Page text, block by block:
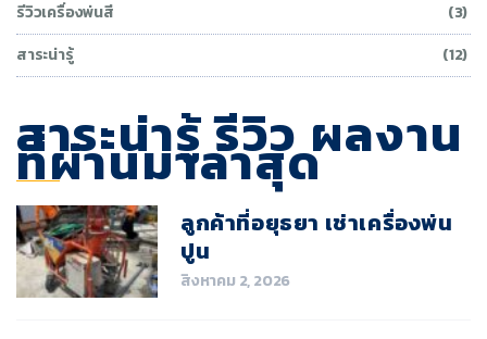
รีวิวเครื่องพ่นสี
(3)
สาระน่ารู้
(12)
สาระน่ารู้ รีวิว ผลงาน
ที่ผ่านมาล่าสุด
สิงหาคม 2, 2026
ลูกค้าที่อยุธยา เช่าเครื่องพ่น
ปูน